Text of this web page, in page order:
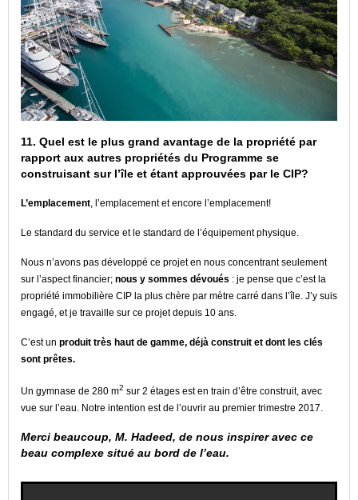
11. Quel est le plus grand avantage de la propriété par
rapport aux autres propriétés du Programme se
construisant sur l’île et étant approuvées par le CIP?
L’emplacement , l’emplacement et encore l’emplacement!
Le standard du service et le standard de l’équipement physique.
Nous n’avons pas développé ce projet en nous concentrant seulement
sur l’aspect financier; nous y sommes dévoués : je pense que c’est la
propriété immobilière CIP la plus chère par mètre carré dans l’île. J’y suis
engagé, et je travaille sur ce projet depuis 10 ans.
C’est un produit très haut de gamme, déjà construit et dont les clés
sont prêtes.
Un gymnase de 280 m2 sur 2 étages est en train d’être construit, avec
vue sur l’eau. Notre intention est de l’ouvrir au premier trimestre 2017.
Merci beaucoup, M. Hadeed, de nous inspirer avec ce
beau complexe situé au bord de l’eau.